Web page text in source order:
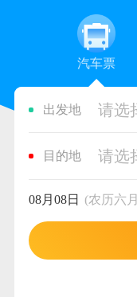
汽车票
出发地 请选
目的地 请选
08月08日 (农历六